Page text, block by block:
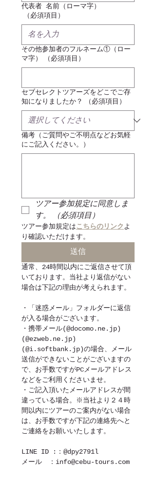
代表者 名前（ローマ字）
（必須項目）
その他参加者のフルネーム①（ロー
マ字）
（必須項目）
セブセレクトツアーズをどこでご存
知になりましたか？
（必須項目）
備考（ご質問やご不明点などお気軽
にご記入ください。）
ツアー参加規定に同意しま
す。
（必須項目）
ツアー参加規定はこちらのリンクよ
り確認いただけます。
送信
通常、24時間以内にご返信させて頂
いております。当社より返信がない
場合は下記の理由が考えられます。
・「迷惑メール」フォルダーに返信
が入る場合がございます。
・携帯メール(@docomo.ne.jp)
(@ezweb.ne.jp)
(@i.softbank.jp)の場合、メール
送信ができないことがございますの
で、お手数ですがPCメールアドレス
などをご利用くださいませ。
・ご記入頂いたメールアドレスが間
違っている場合。※当社より２４時
間以内にツアーのご案内がない場合
は、お手数ですが下記の連絡先へと
ご連絡をお願いいたします。
LINE ID :：@dpy2791l
メール　：info@cebu-tours.com